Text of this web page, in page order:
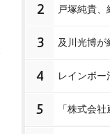
2 戸塚純貴、
3 及川光博が
4 レインボ
5 「株式会